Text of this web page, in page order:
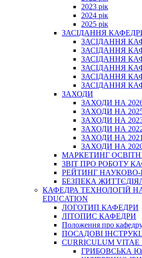
2023 рік
2024 рік
2025 рік
ЗАСІДАННЯ
ЗАСІДАННЯ
ЗАСІДАННЯ
ЗАСІДАННЯ
ЗАСІДАННЯ
ЗАСІДАННЯ
ЗАСІДАННЯ
ЗАХОДИ
ЗАХОДИ НА
ЗАХОДИ НА
ЗАХОДИ НА
ЗАХОДИ НА
ЗАХОДИ НА
ЗАХОДИ НА
МАРКЕТИНГ
3BIT ПРО РОБОТУ
РЕЙТИНГ НАУКОВО-
БЕЗПЕКА
КАФЕДРА ТЕХНОЛОГІЙ
EDUCATION
ЛОГОТИП КАФЕДРИ
ЛІТОПИС КАФЕДРИ
Положення про
ПОСАДОВІ
CURRICULUM VITAE
ГРИБОВСЬКА